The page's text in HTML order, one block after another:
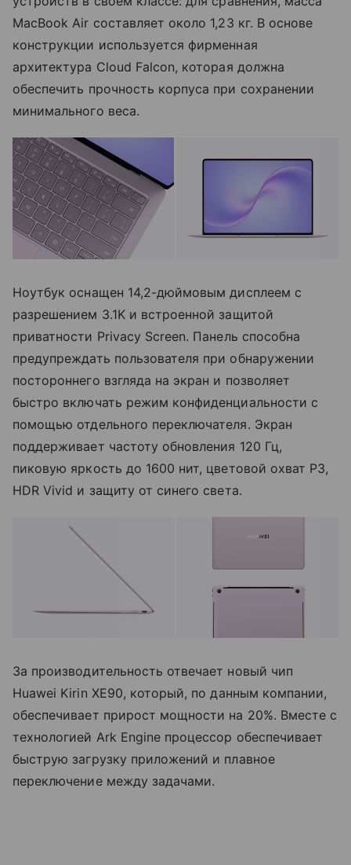
MacBook Air составляет около 1,23 кг. В основе
конструкции используется фирменная
архитектура Cloud Falcon, которая должна
обеспечить прочность корпуса при сохранении
минимального веса.
Ноутбук оснащен 14,2-дюймовым дисплеем с
разрешением 3.1K и встроенной защитой
приватности Privacy Screen. Панель способна
предупреждать пользователя при обнаружении
постороннего взгляда на экран и позволяет
быстро включать режим конфиденциальности с
помощью отдельного переключателя. Экран
поддерживает частоту обновления 120 Гц,
пиковую яркость до 1600 нит, цветовой охват P3,
HDR Vivid и защиту от синего света.
За производительность отвечает новый чип
Huawei Kirin XE90, который, по данным компании,
обеспечивает прирост мощности на 20%. Вместе с
технологией Ark Engine процессор обеспечивает
быструю загрузку приложений и плавное
переключение между задачами.